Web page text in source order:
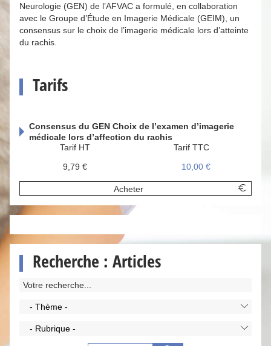
Neurologie (GEN) de l’AFVAC a formulé, en collaboration
avec le Groupe d’Étude en Imagerie Médicale (GEIM), un
consensus sur le choix de l’imagerie médicale lors d’atteinte
du rachis.
Tarifs
Consensus du GEN Choix de l’examen d’imagerie
médicale lors d’affection du rachis
Tarif HT
9,79 €
Tarif TTC
10,00 €
Acheter
Recherche : Articles
- Thème -
- Rubrique -